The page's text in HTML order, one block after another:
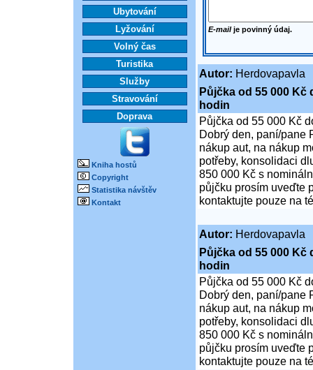
Ubytování
Lyžování
Volný čas
Turistika
Služby
Stravování
Doprava
Kniha hostů
Copyright
Statistika návštěv
Kontakt
E-mailje povinný údaj.
Autor: Herdovapavla
Půjčka od 55 000 Kč
hodin
Půjčka od 55 000 Kč
Dobrý den, paní/pane
nákup aut, na nákup
potřeby, konsolidaci
850 000 Kč s
půjčku prosím uveďte
kontaktujte pouze na
Autor: Herdovapavla
Půjčka od 55 000 Kč
hodin
Půjčka od 55 000 Kč
Dobrý den, paní/pane
nákup aut, na nákup
potřeby, konsolidaci
850 000 Kč s
půjčku prosím uveďte
kontaktujte pouze na